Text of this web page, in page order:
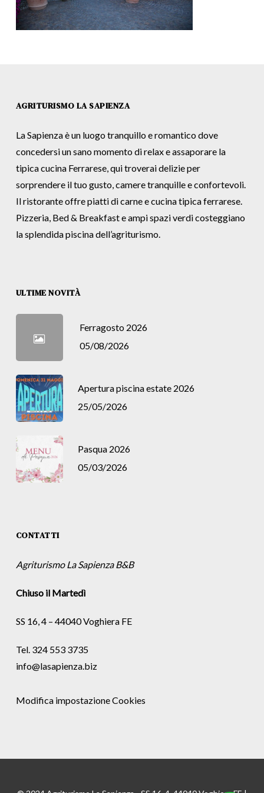
AGRITURISMO LA SAPIENZA
La Sapienza è un luogo tranquillo e romantico dove
concedersi un sano momento di relax e assaporare la
tipica cucina Ferrarese, qui troverai delizie per
sorprendere il tuo gusto, camere tranquille e confortevoli.
Il ristorante offre piatti di carne e cucina tipica ferrarese.
Pizzeria, Bed & Breakfast e ampi spazi verdi costeggiano
la splendida piscina dell’agriturismo.
ULTIME NOVITÀ
Ferragosto 2026
05/08/2026
Apertura piscina estate 2026
25/05/2026
Pasqua 2026
05/03/2026
CONTATTI
Agriturismo La Sapienza B&B
Chiuso il Martedì
SS 16, 4 – 44040 Voghiera FE
Tel. 324 553 3735
info@lasapienza.biz
Modifica impostazione Cookies